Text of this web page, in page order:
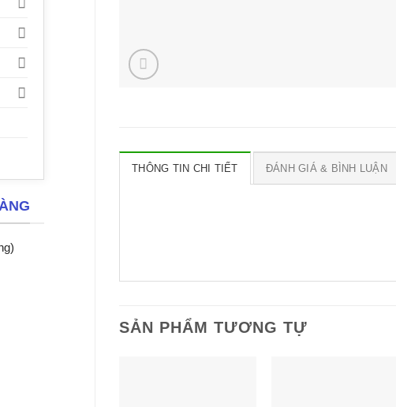
THÔNG TIN CHI TIẾT ĐÁNH GIÁ & BÌNH LUẬN
SẢN PHẨM TƯƠNG TỰ